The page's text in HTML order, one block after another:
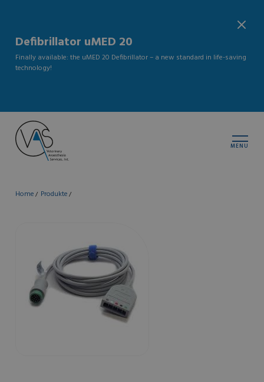
Defibrillator uMED 20
Finally available: the uMED 20 Defibrillator – a new standard in life-saving
technology!
MENU
Home Produkte